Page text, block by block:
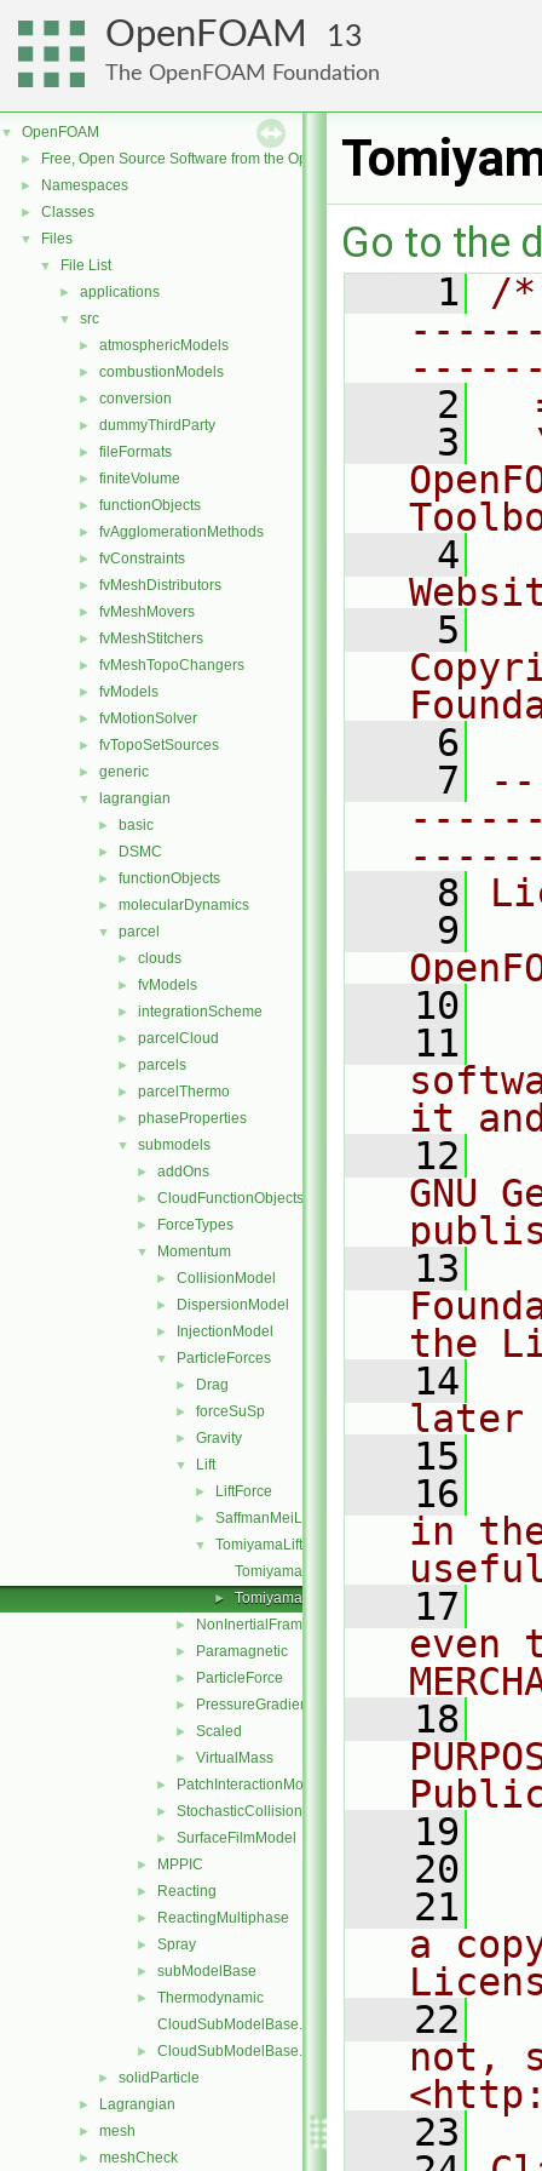
OpenFOAM 13
The OpenFOAM Foundation
▼ OpenFOAM
► Free, Open Source Software from the OpenFOAM Foundation
► Namespaces
► Classes
▼ Files
▼ File List
► applications
▼ src
► atmosphericModels
► combustionModels
► conversion
► dummyThirdParty
► fileFormats
► finiteVolume
► functionObjects
► fvAgglomerationMethods
► fvConstraints
► fvMeshDistributors
► fvMeshMovers
► fvMeshStitchers
► fvMeshTopoChangers
► fvModels
► fvMotionSolver
► fvTopoSetSources
► generic
▼ lagrangian
► basic
► DSMC
► functionObjects
► molecularDynamics
▼ parcel
► clouds
► fvModels
► integrationScheme
► parcelCloud
► parcels
► parcelThermo
► phaseProperties
▼ submodels
► addOns
► CloudFunctionObjects
► ForceTypes
▼ Momentum
► CollisionModel
► DispersionModel
► InjectionModel
▼ ParticleForces
► Drag
► forceSuSp
► Gravity
▼ Lift
► LiftForce
► SaffmanMeiLift
▼
TomiyamaLift
TomiyamaLiftForce.C
► TomiyamaLiftForce.H
► NonInertialFrame
► Paramagnetic
► ParticleForce
► PressureGradient
► Scaled
► VirtualMass
► PatchInteractionModel
► StochasticCollision
► SurfaceFilmModel
► MPPIC
► Reacting
► ReactingMultiphase
► Spray
► subModelBase
►
Thermodynamic
CloudSubModelBase.C
► CloudSubModelBase.H
► solidParticle
► Lagrangian
► mesh
► meshCheck
Go to the
    1
/
    2
    3
    4
    5
    6
    7
    8
    9
   10
   11
it
   12
GNU
   13
the
   14
later
   15
   16
in
   17
even
   18
   19
   20
   21
a
   22
not,
   23